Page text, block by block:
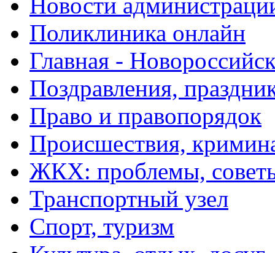
Новости
Поликлиника онлайн
Главная -
Поздравления,
Право и правопорядок
Происшествия,
ЖКХ: проблемы,
Транспортный узел
Спорт, туризм